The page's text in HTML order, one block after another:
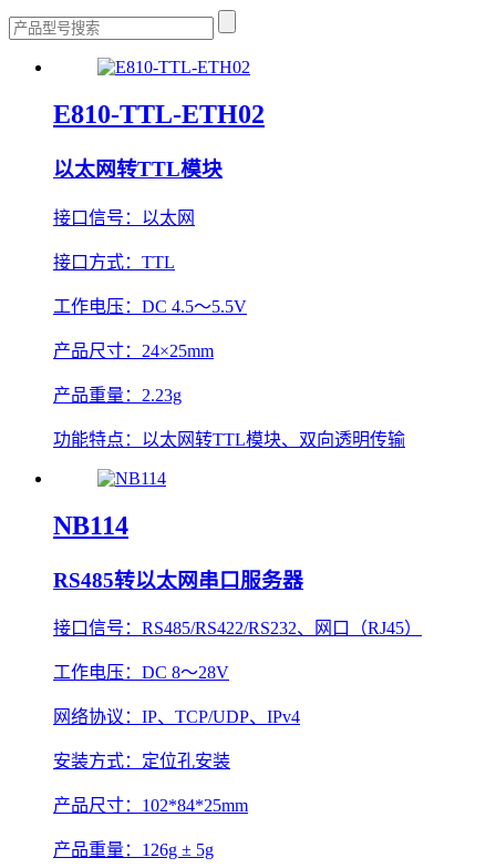
E810-TTL-ETH02
以太网转TTL模块
接口信号： 以太网
接口方式： TTL
工作电压： DC 4.5～5.5V
产品尺寸： 24×25mm
产品重量： 2.23g
功能特点： 以太网转TTL模块、双向透明传输
NB114
RS485转以太网串口服务器
接口信号： RS485/RS422/RS232、网口（RJ45）
工作电压： DC 8～28V
网络协议： IP、TCP/UDP、IPv4
安装方式： 定位孔安装
产品尺寸： 102*84*25mm
产品重量： 126g ± 5g